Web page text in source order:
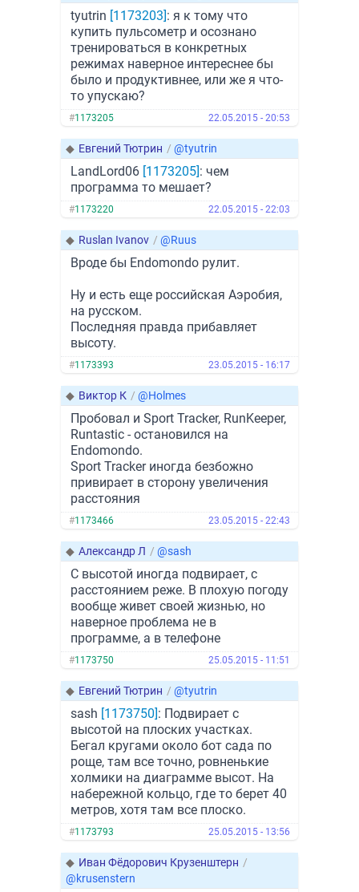
tyutrin [1173203]: я к тому что
купить пульсометр и осознано
тренироваться в конкретных
режимах наверное интереснее бы
было и продуктивнее, или же я что-
то упускаю?
#1173205 22.05.2015 - 20:53
◆ Евгений Тютрин / @tyutrin
LandLord06 [1173205]: чем
программа то мешает?
#1173220 22.05.2015 - 22:03
◆ Ruslan Ivanov / @Ruus
Вроде бы Endomondo рулит.
Ну и есть еще российская Аэробия,
на русском.
Последняя правда прибавляет
высоту.
#1173393 23.05.2015 - 16:17
◆ Виктор К / @Holmes
Пробовал и Sport Tracker, RunKeeper,
Runtastic - остановился на
Endomondo.
Sport Tracker иногда безбожно
привирает в сторону увеличения
расстояния
#1173466 23.05.2015 - 22:43
◆ Александр Л / @sash
С высотой иногда подвирает, с
расстоянием реже. В плохую погоду
вообще живет своей жизнью, но
наверное проблема не в
программе, а в телефоне
#1173750 25.05.2015 - 11:51
◆ Евгений Тютрин / @tyutrin
sash [1173750]: Подвирает с
высотой на плоских участках.
Бегал кругами около бот сада по
роще, там все точно, ровненькие
холмики на диаграмме высот. На
набережной кольцо, где то берет 40
метров, хотя там все плоско.
#1173793 25.05.2015 - 13:56
◆ Иван Фёдорович Крузенштерн /
@krusenstern